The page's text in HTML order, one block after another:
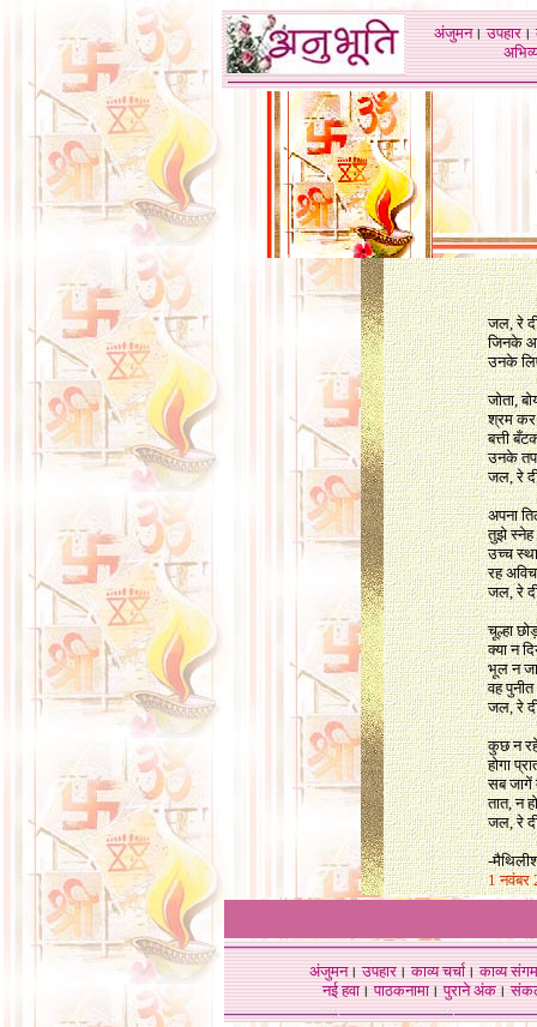
अंजुमन।उपहार।
जल, रे
जिनके
उनके
जोता,
श्रम कर
बत्ती
उनके
जल, रे
अपना
तुझे स्नेह
उच्च
रह
जल, रे
चूल्हा
क्या न
भूल न
वह
जल, रे
कुछ न
होगा
सब जागें
तात, न
जल, रे
-
1 नवंबर
अंजुमन।उपहार।काव्य चर्चा।काव्य संगम
नई हवा। पाठकनामा। पुराने अंक।